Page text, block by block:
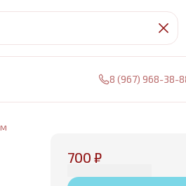
8 (967) 968-38-
700 ₽